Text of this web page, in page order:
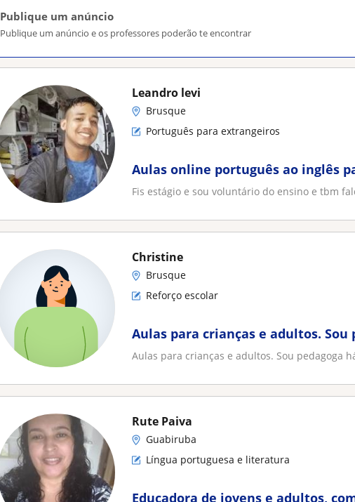
Publique um anúncio
Publique um anúncio e os professores poderão te encontrar
Leandro levi
Brusque
Português para extrangeiros
Aulas online português ao inglês
Fis estágio e sou voluntário do ensino e tbm
Christine
Brusque
Reforço escolar
Aulas para crianças e adultos. Sou
Aulas para crianças e adultos. Sou pedagoga
Rute Paiva
Guabiruba
Língua portuguesa e literatura
Educadora de jovens e adultos,